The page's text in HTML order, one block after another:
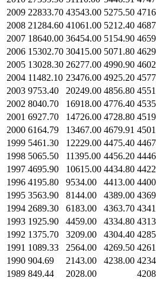
2009 22833.70 43543.00 5275.50
2008 21284.60 41061.00 5212.40
2007 18640.00 36454.00 5154.90
2006 15302.70 30415.00 5071.80
2005 13028.30 26277.00 4990.90
2004 11482.10 23476.00 4925.20
2003 9753.40 20249.00 4856.80
2002 8040.70 16918.00 4776.40
2001 6927.70 14726.00 4728.80
2000 6164.79 13467.00 4679.91
1999 5461.30 12229.00 4475.40
1998 5065.50 11395.00 4456.20
1997 4695.90 10615.00 4434.80
1996 4195.80 9534.00 4413.00
1995 3563.90 8144.00 4389.00
1994 2689.30 6183.00 4363.70
1993 1925.90 4459.00 4334.80
1992 1375.70 3209.00 4304.40
1991 1089.33 2564.00 4269.50
1990 904.69 2143.00 4238.00
1989 849.44 2028.00